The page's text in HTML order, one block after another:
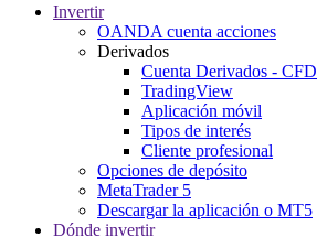
Invertir
OANDA cuenta acciones
Derivados
Cuenta Derivados - CFD
TradingView
Aplicación móvil
Tipos de interés
Cliente profesional
Opciones de depósito
MetaTrader 5
Descargar la aplicación o MT5
Dónde invertir